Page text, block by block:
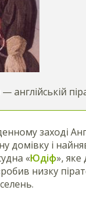
— англійській
заході
домівку і
«Юдіф», яке
низку